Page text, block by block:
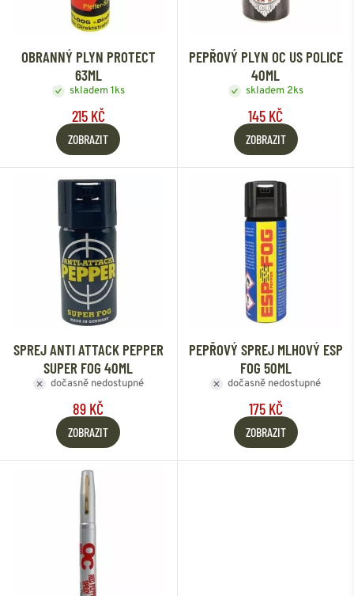
OBRANNÝ PLYN PROTECT
63ML
skladem 1ks
215 KČ
ZOBRAZIT
PEPŘOVÝ PLYN OC US POLICE
40ML
skladem 2ks
145 KČ
ZOBRAZIT
SPREJ ANTI ATTACK PEPPER
SUPER FOG 40ML
dočasně nedostupné
89 KČ
ZOBRAZIT
PEPŘOVÝ SPREJ MLHOVÝ ESP
FOG 50ML
dočasně nedostupné
175 KČ
ZOBRAZIT